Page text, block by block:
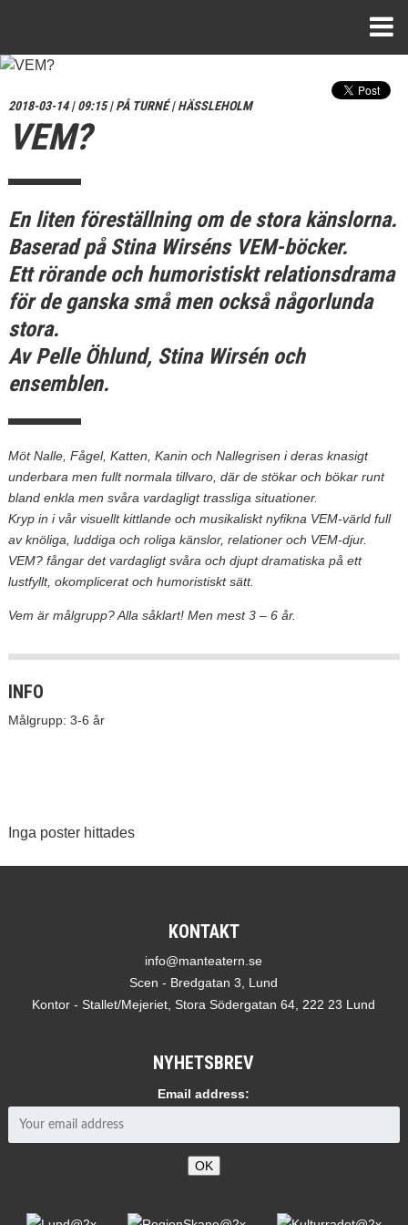
2018-03-14 | 09:15 | PÅ TURNÉ | HÄSSLEHOLM
VEM?
En liten föreställning om de stora känslorna.
Baserad på Stina Wirséns VEM-böcker.
Ett rörande och humoristiskt relationsdrama
för de ganska små men också någorlunda
stora.
Av Pelle Öhlund, Stina Wirsén och
ensemblen.
Möt Nalle, Fågel, Katten, Kanin och Nallegrisen i deras knasigt
underbara men fullt normala tillvaro, där de stökar och bökar runt
bland enkla men svåra vardagligt trassliga situationer.
Kryp in i vår visuellt kittlande och musikaliskt nyfikna VEM-värld full
av knöliga, luddiga och roliga känslor, relationer och VEM-djur.
VEM? fångar det vardagligt svåra och djupt dramatiska på ett
lustfyllt, okomplicerat och humoristiskt sätt.
Vem är målgrupp? Alla såklart! Men mest 3 – 6 år.
INFO
Målgrupp: 3-6 år
Inga poster hittades
KONTAKT
info@manteatern.se
Scen - Bredgatan 3, Lund
Kontor - Stallet/Mejeriet, Stora Södergatan 64, 222 23 Lund
NYHETSBREV
Email address: